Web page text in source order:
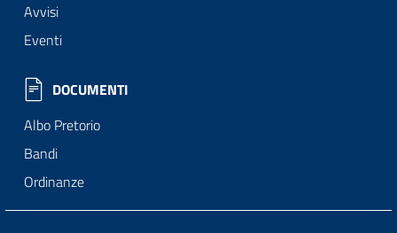
Avvisi
Eventi
DOCUMENTI
Albo Pretorio
Bandi
Ordinanze